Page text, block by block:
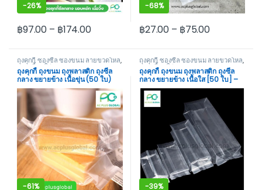
-26%
฿97.00 – ฿174.00
This product has multiple variants. The options may be
-68%
฿27.00 – ฿75.00
This product has multiple
ถุงคุกกี้ ซองซีล ซองขนม ลายขวดโหล,
ถุงคุกกี้ ถุงใส่ขนม
ถุงคุกกี้ ถุงขนม ถุงพลาสติก ถุงซีล
กลาง ขยายข้าง เนื้อขุ่น (50 ใบ)
-61%
ถุงคุกกี้ ซองซีล ซองขนม ลายขวดโหล,
ถุงคุกกี้ ถุงใส่ขนม
ถุงคุกกี้ ถุงขนม ถุงพลาสติก ถุงซีล
กลาง ขยายข้าง เนื้อใส [50 ใบ] –
acplusglobal
-39%